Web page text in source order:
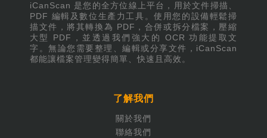
iCanScan 是您的全方位線上平台，用於文件掃描、
PDF 編輯及數位生產力工具。使用您的設備輕鬆掃
描文件，將其轉換為 PDF，合併或拆分檔案，壓縮
大型 PDF，並透過我們強大的 OCR 功能提取文
字。無論您需要整理、編輯或分享文件，iCanScan
都能讓檔案管理變得簡單、快速且高效。
了解我們
關於我們
聯絡我們